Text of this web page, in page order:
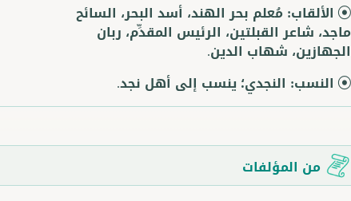
الألقاب: مُعلم بحر الهند، أسد البحر، السائح
ماجد، شاعر القبلتين، الرئيس المقدِّم، ربان
الجهازين، شهاب الدين.
النسب: النجدي؛ ينسب إلى أهل نجد.
من المؤلفات